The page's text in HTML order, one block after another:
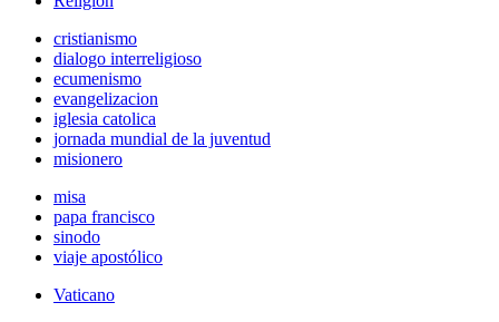
cristianismo
dialogo interreligioso
ecumenismo
evangelizacion
iglesia catolica
jornada mundial de la juventud
misionero
misa
papa francisco
sinodo
viaje apostólico
Vaticano